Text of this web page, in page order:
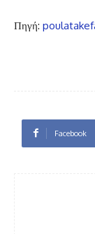
Πηγή:
Facebook